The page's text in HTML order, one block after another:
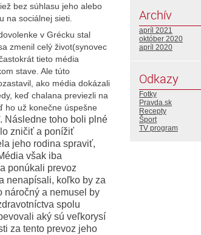
bez súhlasu jeho alebo
na sociálnej sieti.
v Grécku stal
zmenil celý život(synovec
tieto média
stave. Ale túto
ako média dokázali
keď chalana previezli na
ho už konečne úspešne
. Následne toho boli plné
zničiť a ponížiť
jeho rodina spraviť,
však iba
ponúkali prevoz
nenapísali, koľko by za
náročný a nemusel by
spolu
aký sú veľkorysí
za tento prevoz jeho
Archív
apríl 2021
október 2020
apríl 2020
Odkazy
Fotky
Pravda.sk
Recepty
Šport
TV program